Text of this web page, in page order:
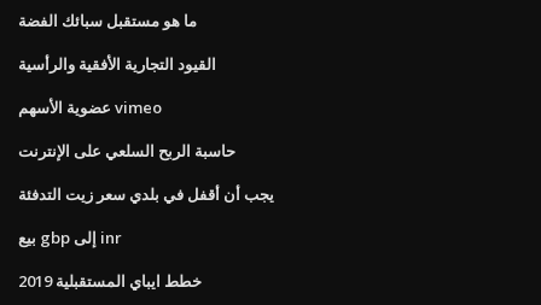
ما هو مستقبل سبائك الفضة
القيود التجارية الأفقية والرأسية
عضوية الأسهم vimeo
حاسبة الربح السلعي على الإنترنت
يجب أن أقفل في بلدي سعر زيت التدفئة
بيع gbp إلى inr
خطط ايباي المستقبلية 2019